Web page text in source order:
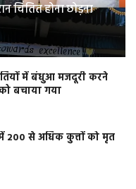
चिंतित होना छोड़ना
में बंधुआ मजदूरी करने
बचाया गया
200 से अधिक कुत्तों को मृत